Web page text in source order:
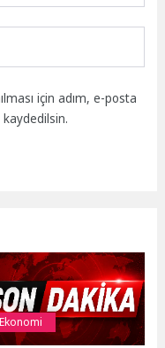
için adım, e-posta
Ekonomi